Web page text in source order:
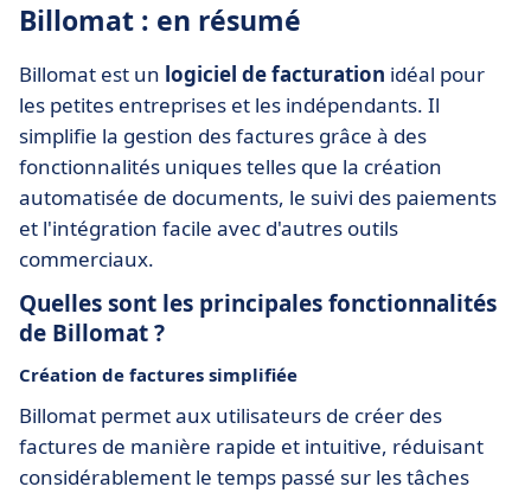
Billomat : en résumé
Billomat est un logiciel de facturation idéal pour
les petites entreprises et les indépendants. Il
simplifie la gestion des factures grâce à des
fonctionnalités uniques telles que la création
automatisée de documents, le suivi des paiements
et l'intégration facile avec d'autres outils
commerciaux.
Quelles sont les principales fonctionnalités
de Billomat ?
Création de factures simplifiée
Billomat permet aux utilisateurs de créer des
factures de manière rapide et intuitive, réduisant
considérablement le temps passé sur les tâches